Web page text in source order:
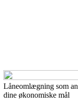
Låneomlægning som
dine økonomiske mål